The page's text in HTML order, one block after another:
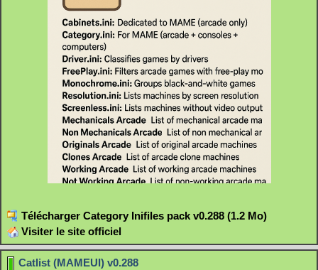
Télécharger Category Inifiles pack v0.288 (1.2 Mo)
Visiter le site officiel
Catlist (MAMEUI) v0.288